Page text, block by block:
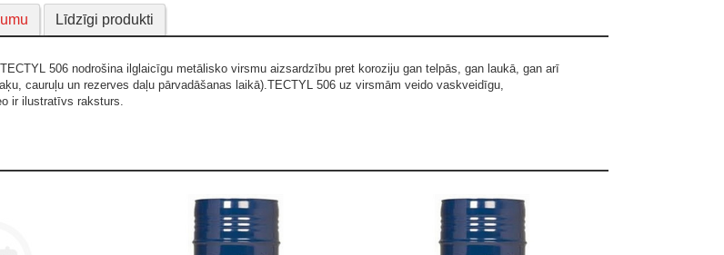
Līdzīgi produkti
506 nodrošina ilglaicīgu metālisko virsmu aizsardzību pret koroziju gan telpās, gan laukā, gan arī
cauruļu un rezerves daļu pārvadāšanas laikā).TECTYL 506 uz virsmām veido vaskveidīgu,
ir ilustratīvs raksturs.